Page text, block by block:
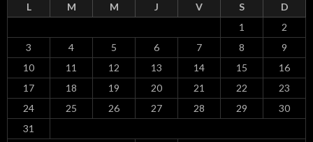
L M M J V S D
1
2
3
4 5 6 7 8
9
10
11 12 13 14 15
16
17
18 19 20 21 22
23
24
25 26 27 28 29
30
31